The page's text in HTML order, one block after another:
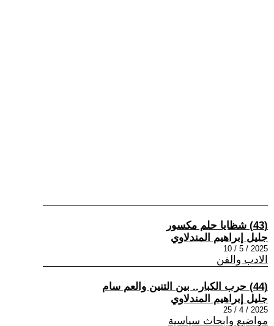
(43) شظايا حلم مكسور
جليل إبراهيم المندلاوي
2025 / 5 / 10
الادب والفن
(44) حرب الكبار.. بين التنين والعم سام
جليل إبراهيم المندلاوي
2025 / 4 / 25
مواضيع وابحاث سياسية